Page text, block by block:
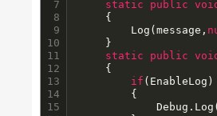
7
8
9
10
11
12
13
14
15
static
public
		Log(message,
static
public
if (EnableLog)
			Debug.Log(message,context);